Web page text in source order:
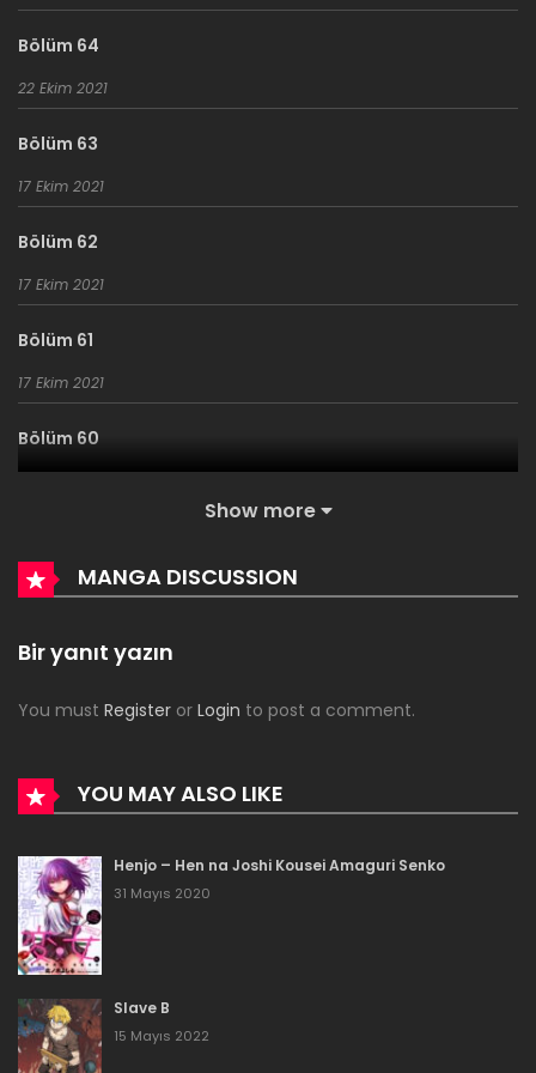
Bölüm 64
22 Ekim 2021
Bölüm 63
17 Ekim 2021
Bölüm 62
17 Ekim 2021
Bölüm 61
17 Ekim 2021
Bölüm 60
6 Ekim 2021
22 Ağustos 2021
22 Ağustos 2021
Bölüm 55
10 Haziran 2021
Bölüm 54
Show more
MANGA DISCUSSION
Bir yanıt yazın
You must Register or Login to post a comment.
YOU MAY ALSO LIKE
Henjo – Hen na Joshi Kousei Amaguri Senko
31 Mayıs 2020
Slave B
15 Mayıs 2022